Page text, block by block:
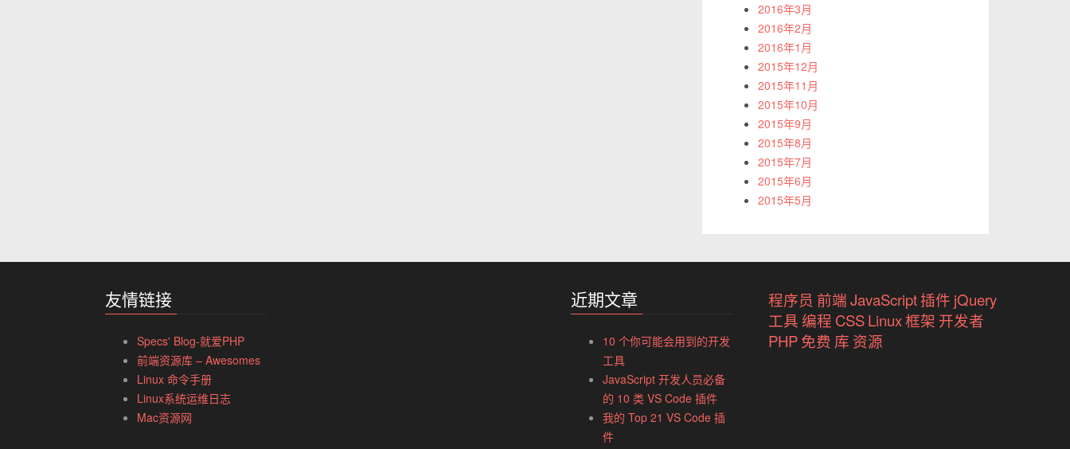
2016年3月
2016年2月
2016年1月
2015年12月
2015年11月
2015年10月
2015年9月
2015年8月
2015年7月
2015年6月
2015年5月
友情链接
Specs' Blog-就爱PHP
前端资源库 – Awesomes
Linux 命令手册
Linux系统运维日志
Mac资源网
近期文章
10 个你可能会用到的开发
工具
JavaScript 开发人员必备
的 10 类 VS Code 插件
我的 Top 21 VS Code 插
件
程序员 前端JavaScript插件 jQuery
工具编程 CSS Linux框架 开发者
PHP 免费 库 资源